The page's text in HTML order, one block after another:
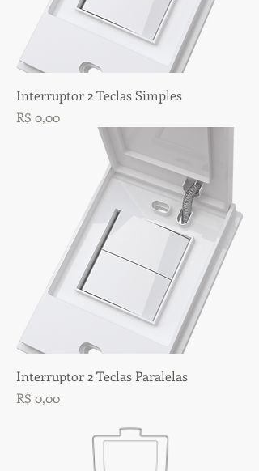
Interruptor 2 Teclas Simples
Preço
R$ 0,00
Interruptor 2 Teclas Paralelas
Preço
R$ 0,00